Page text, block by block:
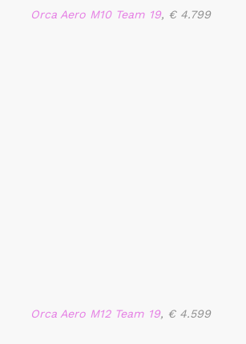
Orca Aero M10 Team 19, € 4.799
Orca Aero M12 Team 19, € 4.599